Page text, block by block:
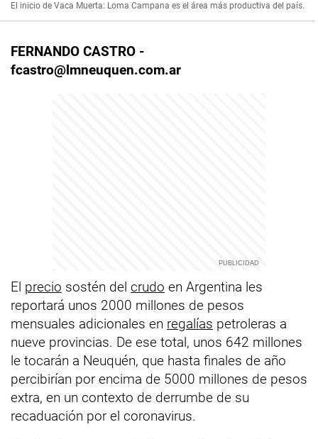
El inicio de Vaca Muerta: Loma Campana es el área más productiva del país.
FERNANDO CASTRO -
fcastro@lmneuquen.com.ar
El precio sostén del crudo en Argentina les
reportará unos 2000 millones de pesos
mensuales adicionales en regalías petroleras a
nueve provincias. De ese total, unos 642 millones
le tocarán a Neuquén, que hasta finales de año
percibirían por encima de 5000 millones de pesos
extra, en un contexto de derrumbe de su
recaduación por el coronavirus.